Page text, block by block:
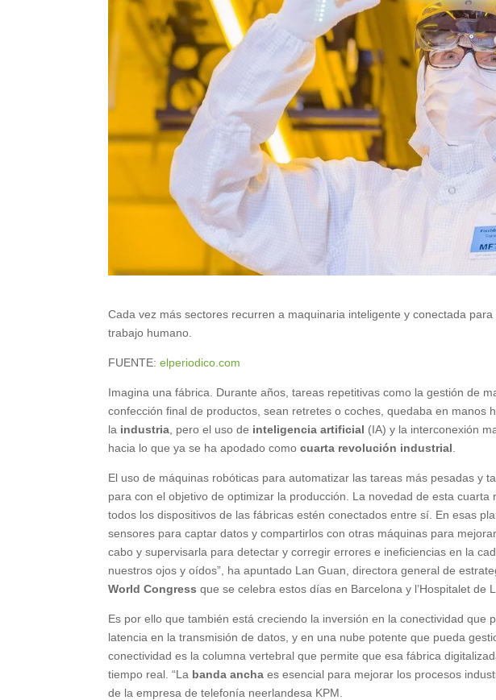
Cada vez más sectores recurren a maquinaria inteligente y conectada
trabajo humano.
FUENTE:elperiodico.com
Imagina una fábrica. Durante años, tareas repetitivas como la gestión de
confección final de productos, sean retretes o coches, quedaba en manos
la industria , pero el uso de inteligencia artificial (IA) y la interconexión
hacia lo que ya se ha apodado comocuarta revolución industrial
El uso de máquinas robóticas para automatizar las tareas más pesadas y
para con el objetivo de optimizar la producción. La novedad de esta
todos los dispositivos de las fábricas estén conectados entre sí. En esas
sensores para captar datos y compartirlos con otras máquinas para
cabo y supervisarla para detectar y corregir errores e ineficiencias en la
nuestros ojos y oídos”, ha apuntado Lan Guan, directora general de
World Congress que se celebra estos días en Barcelona y l’Hospitalet de
Es por ello que también está creciendo la inversión en la conectividad que
latencia en la transmisión de datos, y en una nube potente que pueda
conectividad es la columna vertebral que permite que esa fábrica
tiempo real. “La banda ancha es esencial para mejorar los procesos
de la empresa de telefonía neerlandesa KPM.